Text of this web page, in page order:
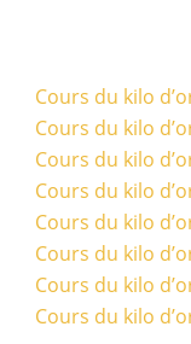
Cours du kilo
Cours du kilo
Cours du kilo
Cours du kilo
Cours du kilo
Cours du kilo
Cours du kilo
Cours du kilo